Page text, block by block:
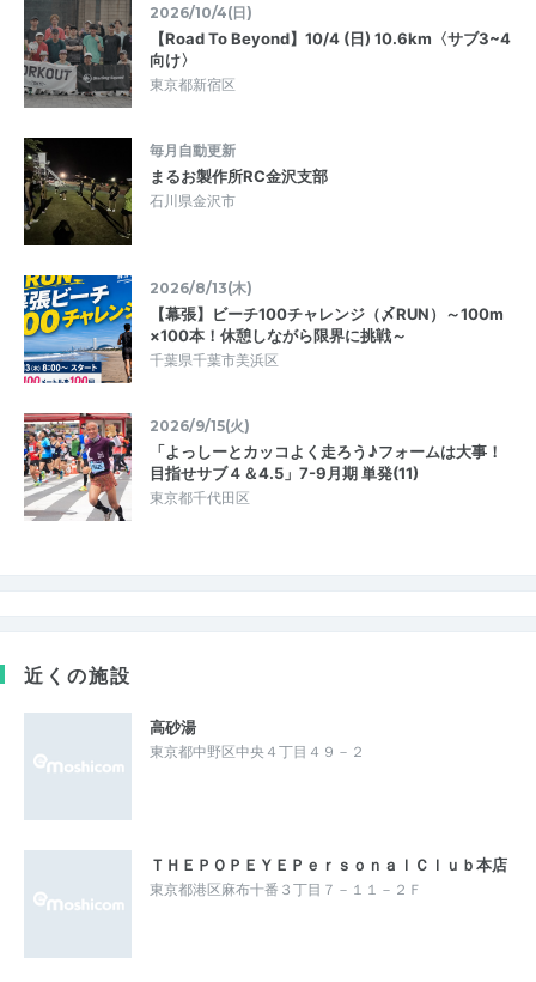
2026/10/4(日)
【Road To Beyond】10/4 (日) 10.6km〈サブ3~4
向け〉
東京都新宿区
毎月自動更新
まるお製作所RC金沢支部
石川県金沢市
2026/8/13(木)
【幕張】ビーチ100チャレンジ（〆RUN）～100m
×100本！休憩しながら限界に挑戦～
千葉県千葉市美浜区
2026/9/15(火)
「よっしーとカッコよく走ろう♪フォームは大事！
目指せサブ４＆4.5」7-9月期 単発(11)
東京都千代田区
近くの施設
高砂湯
東京都中野区中央４丁目４９－２
ＴＨＥＰＯＰＥＹＥＰｅｒｓｏｎａｌＣｌｕｂ本店
東京都港区麻布十番３丁目７－１１－２Ｆ